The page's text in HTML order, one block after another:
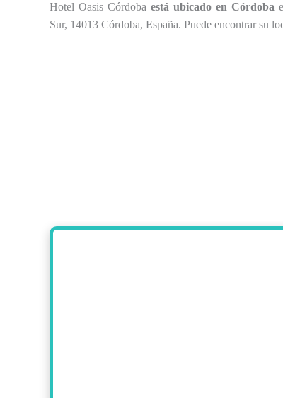
Hotel Oasis Córdoba está ubicado en Córdoba
Sur, 14013 Córdoba, España. Puede encontrar su